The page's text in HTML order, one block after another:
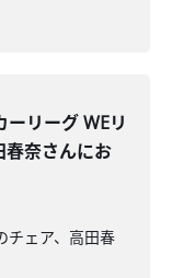
リーグ WEリ
春奈さんにお
チェア、高田春